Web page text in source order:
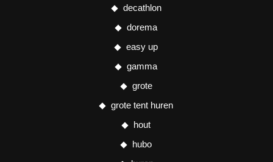
decathlon
dorema
easy up
gamma
grote
grote tent huren
hout
hubo